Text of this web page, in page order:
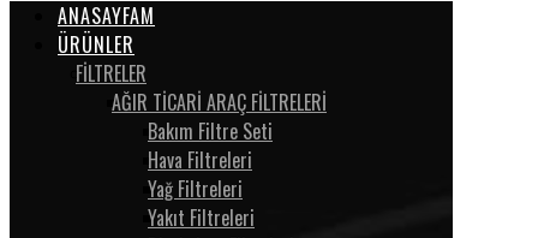
ANASAYFAM
ÜRÜNLER
FİLTRELER
AĞIR TİCARİ ARAÇ FİLTRELERİ
Bakım Filtre Seti
Hava Filtreleri
Yağ Filtreleri
Yakıt Filtreleri